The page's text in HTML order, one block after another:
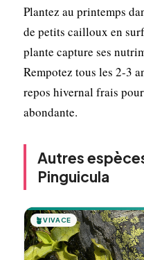
Plantez au printemps
de petits cailloux en
plante capture ses
Rempotez tous les 2-3
repos hivernal frais
abondante.
Autres
Pinguicula
🪴VIVACE